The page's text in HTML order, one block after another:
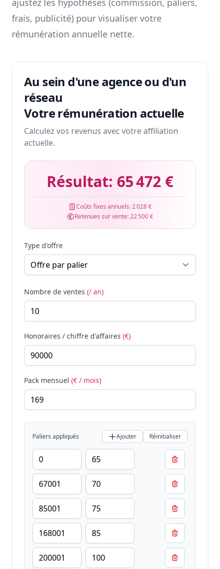
ajustez les hypothèses (commission, paliers,
frais, publicité) pour visualiser votre
rémunération annuelle nette.
Au sein d'une agence ou d'un
réseau
Votre rémunération actuelle
Calculez vos revenus avec votre affiliation
actuelle.
Résultat: 65 472 €
Coûts fixes annuels:2 028 €
Retenues sur vente:22 500 €
Type d'offre
Nombre de ventes (/ an)
Honoraires / chiffre d'affaires (€)
Pack mensuel (€ / mois)
Paliers appliqués Ajouter Réinitialiser